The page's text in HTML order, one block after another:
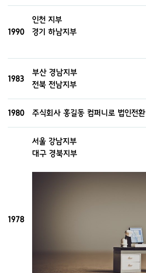
1990
인천 지부
경기 하남지부
1983
부산 경남지부
전북 전남지부
1980 주식회사 홍길동 컴퍼니로 법인전환
1978
서울 강남지부
대구 경북지부